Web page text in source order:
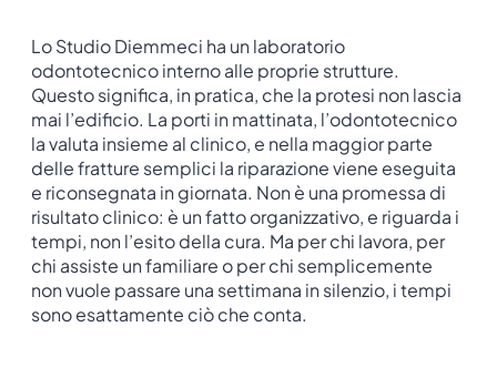
Lo Studio Diemmeci ha un laboratorio
odontotecnico interno alle proprie strutture.
Questo significa, in pratica, che la protesi non lascia
mai l’edificio. La porti in mattinata, l’odontotecnico
la valuta insieme al clinico, e nella maggior parte
delle fratture semplici la riparazione viene eseguita
e riconsegnata in giornata. Non è una promessa di
risultato clinico: è un fatto organizzativo, e riguarda i
tempi, non l’esito della cura. Ma per chi lavora, per
chi assiste un familiare o per chi semplicemente
non vuole passare una settimana in silenzio, i tempi
sono esattamente ciò che conta.